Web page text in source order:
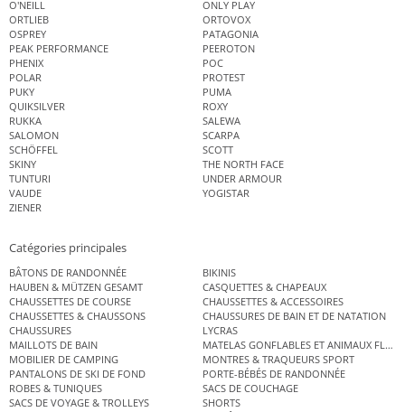
O'NEILL
ONLY PLAY
ORTLIEB
ORTOVOX
OSPREY
PATAGONIA
PEAK PERFORMANCE
PEEROTON
PHENIX
POC
POLAR
PROTEST
PUKY
PUMA
QUIKSILVER
ROXY
RUKKA
SALEWA
SALOMON
SCARPA
SCHÖFFEL
SCOTT
SKINY
THE NORTH FACE
TUNTURI
UNDER ARMOUR
VAUDE
YOGISTAR
ZIENER
Catégories principales
BÂTONS DE RANDONNÉE
BIKINIS
HAUBEN & MÜTZEN GESAMT
CASQUETTES & CHAPEAUX
CHAUSSETTES DE COURSE
CHAUSSETTES & ACCESSOIRES
CHAUSSETTES & CHAUSSONS
CHAUSSURES DE BAIN ET DE NATATION
CHAUSSURES
LYCRAS
MAILLOTS DE BAIN
MATELAS GONFLABLES ET ANIMAUX
MOBILIER DE CAMPING
MONTRES & TRAQUEURS SPORT
PANTALONS DE SKI DE FOND
PORTE-BÉBÉS DE RANDONNÉE
ROBES & TUNIQUES
SACS DE COUCHAGE
SACS DE VOYAGE & TROLLEYS
SHORTS